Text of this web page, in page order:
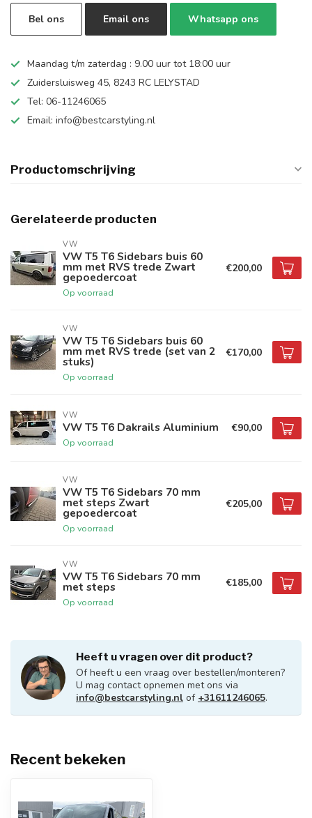
Bel ons Email ons Whatsapp ons
Maandag t/m zaterdag : 9.00 uur tot 18:00 uur
Zuidersluisweg 45, 8243 RC LELYSTAD
Tel: 06-11246065
Email: info@bestcarstyling.nl
Productomschrijving
Gerelateerde producten
VW
VW T5 T6 Sidebars buis 60
mm met RVS trede Zwart
gepoedercoat
Op voorraad
€200,00
VW
VW T5 T6 Sidebars buis 60
mm met RVS trede (set van 2
stuks)
Op voorraad
€170,00
VW
VW T5 T6 Dakrails Aluminium
Op voorraad
€90,00
VW
VW T5 T6 Sidebars 70 mm
met steps Zwart
gepoedercoat
Op voorraad
€205,00
VW
VW T5 T6 Sidebars 70 mm
met steps
Op voorraad
€185,00
Heeft u vragen over dit product?
Of heeft u een vraag over bestellen/monteren?
U mag contact opnemen met ons via
info@bestcarstyling.nl of +31611246065.
Recent bekeken